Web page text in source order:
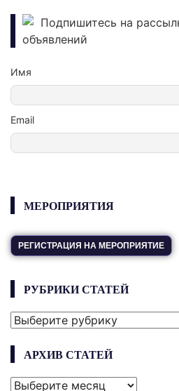
Подпишитесь на
объявлений
Имя
Email
МЕРОПРИЯТИЯ
РЕГИСТРАЦИЯ НА МЕРОПРИЯТИЕ
РУБРИКИ СТАТЕЙ
РУБРИКИ
АРХИВ СТАТЕЙ
АРХИВ